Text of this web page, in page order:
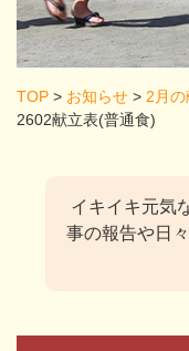
TOP > お知らせ > 2月の
2602献立表(普通食)
イキイキ元気
事の報告や日